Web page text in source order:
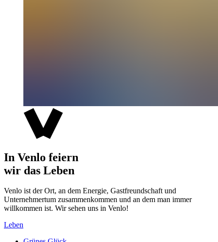
In Venlo feiern
wir das Leben
Venlo ist der Ort, an dem Energie, Gastfreundschaft und
Unternehmertum zusammenkommen und an dem man immer
willkommen ist. Wir sehen uns in Venlo!
Leben